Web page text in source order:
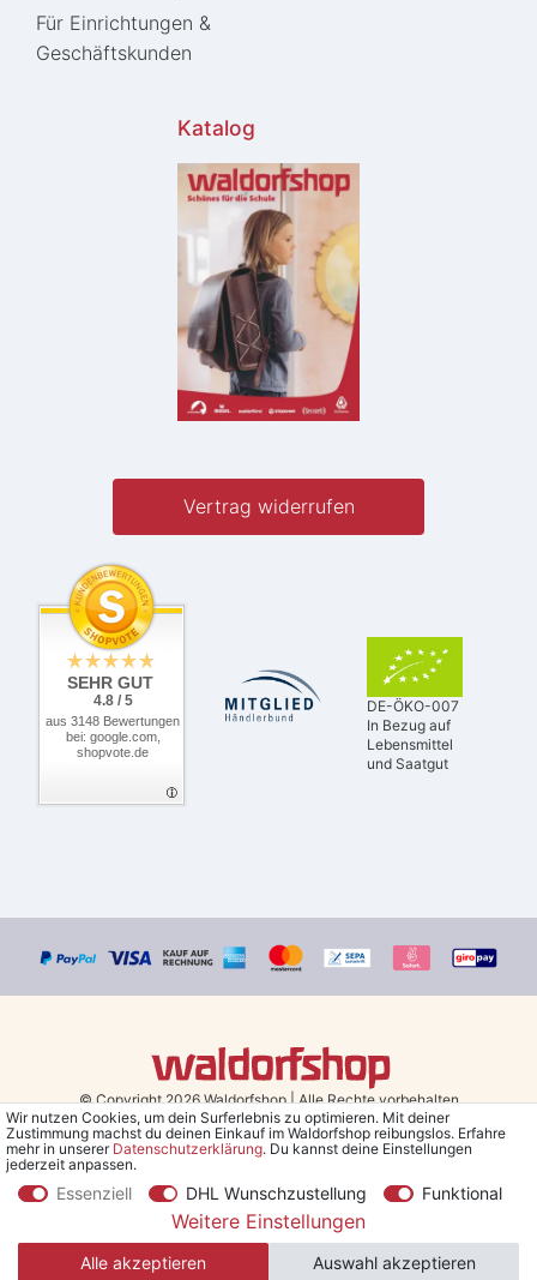
Für Einrichtungen &
Geschäftskunden
Katalog
Vertrag widerrufen
SEHR GUT
4.8 / 5
aus 3148 Bewertungen
bei: google.com,
shopvote.de
DE-ÖKO-007
In Bezug auf
Lebensmittel
und Saatgut
© Copyright 2026 Waldorfshop|Alle Rechte vorbehalten.
Bestellungen mit Prio Versand bis 13 Uhr, garantierter Versand am
*Kostenlose Lieferung in Deutschland und Österreich ab 79 €.
nur für Sparversand - ausgenommen Sperrgut und Speditionsware)
**Den 5€ Gutschein erhältst du nach Bestätigung des Newsletters
Wir nutzen Cookies, um dein Surferlebnis zu optimieren. Mit deiner
Zustimmung machst du deinen Einkauf im Waldorfshop reibungslos. Erfahre
mehr in unserer Daten­schutz­erklärung. Du kannst deine Einstellungen
jederzeit anpassen.
Essenziell DHL Wunschzustellung Funktional
Weitere Einstellungen
Alle akzeptieren Auswahl akzeptieren